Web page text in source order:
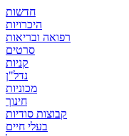
חדשות
היכרויות
רפואה ובריאות
סרטים
קניות
נדל"ן
מכוניות
חינוך
קבוצות סודיות
בעלי חיים